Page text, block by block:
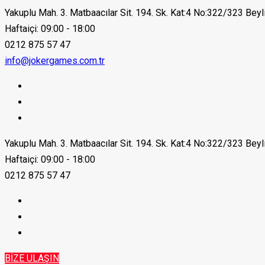
Yakuplu Mah. 3. Matbaacılar Sit. 194. Sk. Kat:4 No:322/323
Haftaiçi: 09:00 - 18:00
0212 875 57 47
info@jokergames.com.tr
Yakuplu Mah. 3. Matbaacılar Sit. 194. Sk. Kat:4 No:322/323
Haftaiçi: 09:00 - 18:00
0212 875 57 47
BİZE ULAŞIN